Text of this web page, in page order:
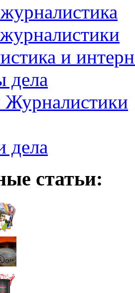
и
дела
дела
статьи: